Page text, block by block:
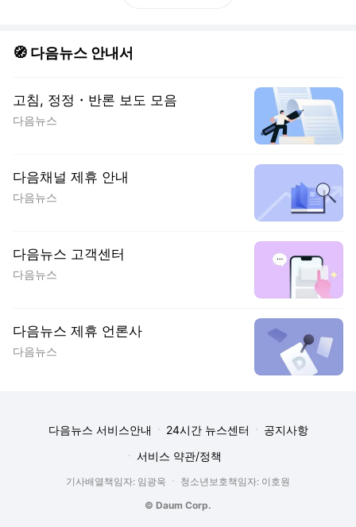
🧭 다음뉴스 안내서
고침, 정정・반론 보도 모음
다음뉴스
다음채널 제휴 안내
다음뉴스
다음뉴스 고객센터
다음뉴스
다음뉴스 제휴 언론사
다음뉴스
다음뉴스 서비스안내 24시간 뉴스센터
공지사항
서비스 약관/정책
기사배열책임자: 임광욱
청소년보호책임자: 이호원
© Daum Corp.